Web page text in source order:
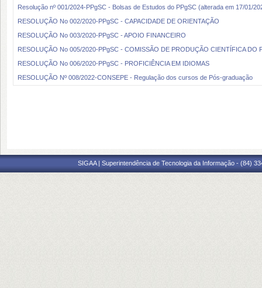
Resolução nº 001/2024-PPgSC - Bolsas de Estudos do PPgSC (alterada em 17/01/
RESOLUÇÃO No 002/2020-PPgSC - CAPACIDADE DE ORIENTAÇÃO
RESOLUÇÃO No 003/2020-PPgSC - APOIO FINANCEIRO
RESOLUÇÃO No 005/2020-PPgSC - COMISSÃO DE PRODUÇÃO CIENTÍFICA DO
RESOLUÇÃO No 006/2020-PPgSC - PROFICIÊNCIA EM IDIOMAS
RESOLUÇÃO Nº 008/2022-CONSEPE - Regulação dos cursos de Pós-graduação
SIGAA | Superintendência de Tecnologia da Informação - (84)